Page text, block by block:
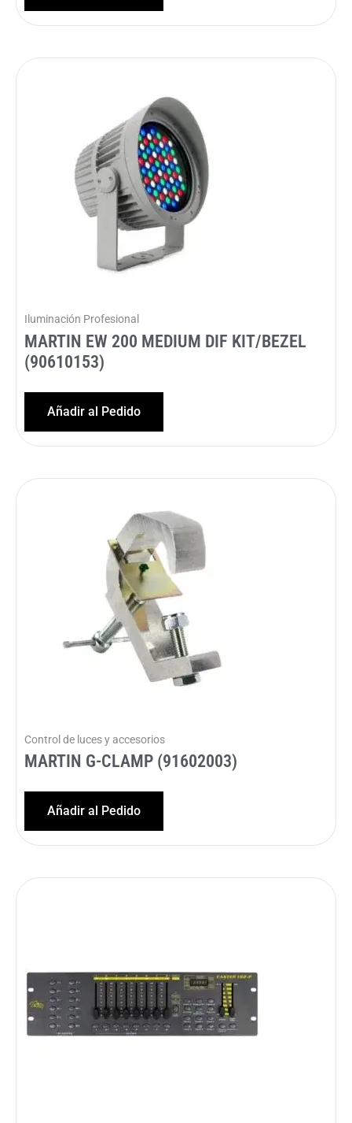
Iluminación Profesional
MARTIN EW 200 MEDIUM DIF KIT/BEZEL
(90610153)
Añadir al Pedido
Control de luces y accesorios
MARTIN G-CLAMP (91602003)
Añadir al Pedido